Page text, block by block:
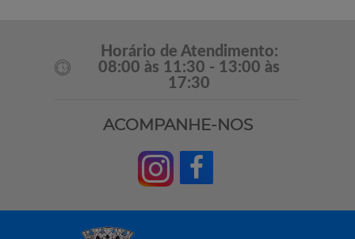
Horário de Atendimento:
08:00 às 11:30 - 13:00 às
17:30
ACOMPANHE-NOS